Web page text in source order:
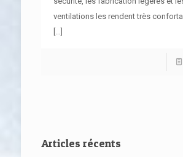
ventilations les rendent très
[…]
Articles récents